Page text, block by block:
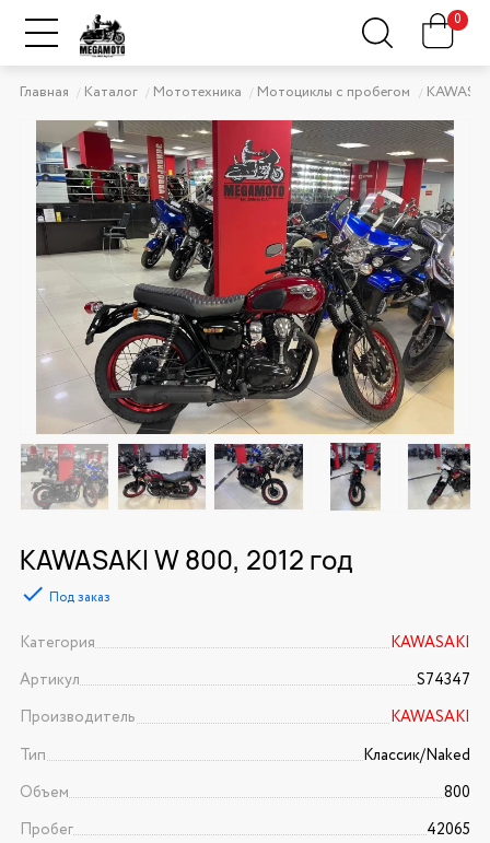
0
Главная Каталог Мототехника Мотоциклы с пробегом
KAWASAKI W 800, 2012 год
Под заказ
Категория
KAWASAKI
Артикул
S74347
Производитель
KAWASAKI
Тип
Классик/Naked
Объем
800
Пробег
42065